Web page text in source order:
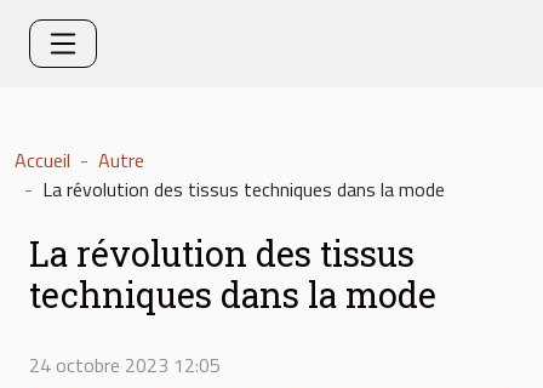
Accueil
Autre
La révolution des tissus techniques dans la mode
La révolution des tissus
techniques dans la mode
24 octobre 2023 12:05